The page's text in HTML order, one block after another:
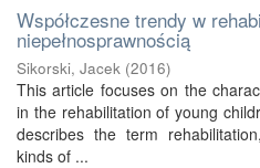
Współczesne trendy w
niepełnosprawnością
Sikorski, Jacek (2016)
This article focuses on the
in the rehabilitation of young
describes the term
kinds of ...